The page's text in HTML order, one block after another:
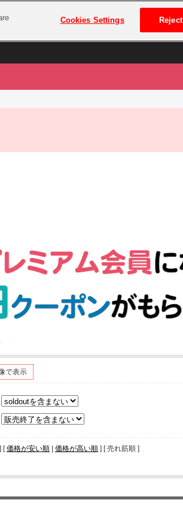
プレミアム会員とは
ャイン‼
で表示
] [価格が安い順 | 価格が高い順 ] [ 売れ筋順 ]
Cookies Settings Reject